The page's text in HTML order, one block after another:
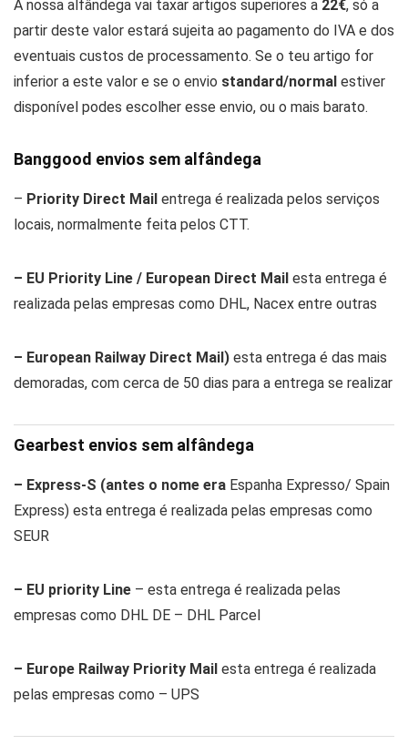
A nossa alfândega vai taxar artigos superiores a 22€, só a
partir deste valor estará sujeita ao pagamento do IVA e dos
eventuais custos de processamento. Se o teu artigo for
inferior a este valor e se o envio standard/normal estiver
disponível podes escolher esse envio, ou o mais barato.
Banggood envios sem alfândega
– Priority Direct Mail entrega é realizada pelos serviços
locais, normalmente feita pelos CTT.
– EU Priority Line / European Direct Mail esta entrega é
realizada pelas empresas como DHL, Nacex entre outras
– European Railway Direct Mail) esta entrega é das mais
demoradas, com cerca de 50 dias para a entrega se realizar
Gearbest envios sem alfândega
– Express-S (antes o nome era Espanha Expresso/ Spain
Express) esta entrega é realizada pelas empresas como
SEUR
– EU priority Line – esta entrega é realizada pelas
empresas como DHL DE – DHL Parcel
– Europe Railway Priority Mail esta entrega é realizada
pelas empresas como – UPS